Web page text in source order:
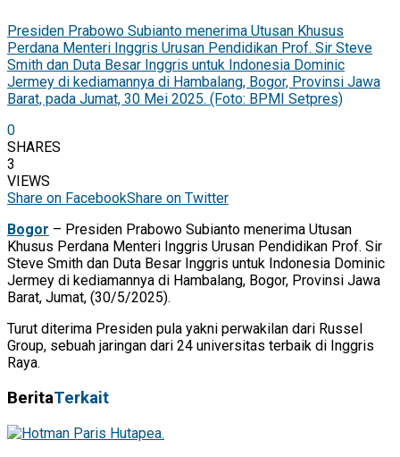
Presiden Prabowo Subianto menerima Utusan Khusus
Perdana Menteri Inggris Urusan Pendidikan Prof. Sir Steve
Smith dan Duta Besar Inggris untuk Indonesia Dominic
Jermey di kediamannya di Hambalang, Bogor, Provinsi Jawa
Barat, pada Jumat, 30 Mei 2025. (Foto: BPMI Setpres)
0
SHARES
3
VIEWS
Share on FacebookShare on Twitter
Bogor – Presiden Prabowo Subianto menerima Utusan
Khusus Perdana Menteri Inggris Urusan Pendidikan Prof. Sir
Steve Smith dan Duta Besar Inggris untuk Indonesia Dominic
Jermey di kediamannya di Hambalang, Bogor, Provinsi Jawa
Barat, Jumat, (30/5/2025).
Turut diterima Presiden pula yakni perwakilan dari Russel
Group, sebuah jaringan dari 24 universitas terbaik di Inggris
Raya.
BeritaTerkait